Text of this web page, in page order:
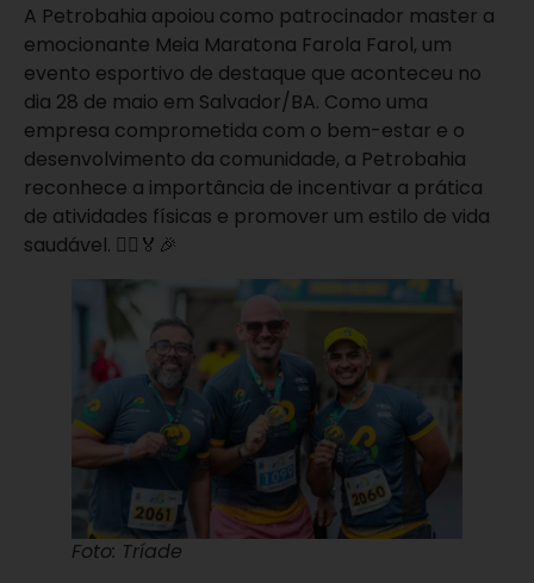
A Petrobahia apoiou como patrocinador master a
emocionante Meia Maratona Farola Farol, um
evento esportivo de destaque que aconteceu no
dia 28 de maio em Salvador/BA. Como uma
empresa comprometida com o bem-estar e o
desenvolvimento da comunidade, a Petrobahia
reconhece a importância de incentivar a prática
de atividades físicas e promover um estilo de vida
saudável. 🏃‍♀🏅🎉
Foto: Tríade